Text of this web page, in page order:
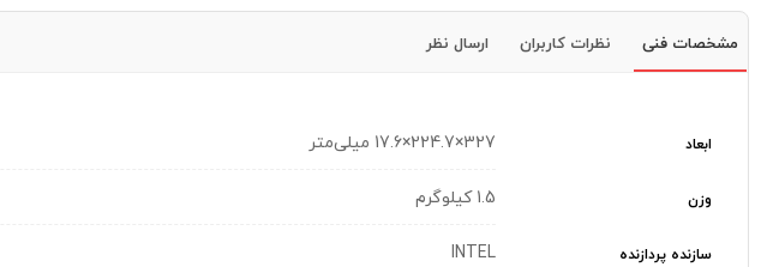
مشخصات فنی نظرات کاربران ارسال نظر
ابعاد 327×224.7×17.6 میلی‌متر
وزن 1.5 کیلوگرم
سازنده پردازنده INTEL